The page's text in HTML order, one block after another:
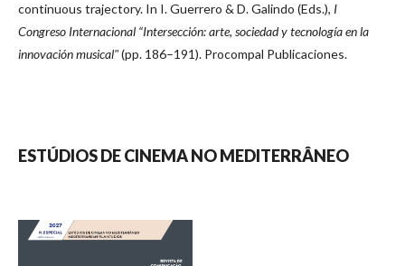
continuous trajectory. In I. Guerrero & D. Galindo (Eds.), I
Congreso Internacional “Intersección: arte, sociedad y tecnología en la
innovación musical"(pp. 186–191). Procompal Publicaciones.
ESTÚDIOS DE CINEMA NO MEDITERRÂNEO